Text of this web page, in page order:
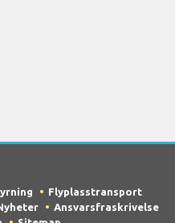
Flyplasstransport
Ansvarsfraskrivelse